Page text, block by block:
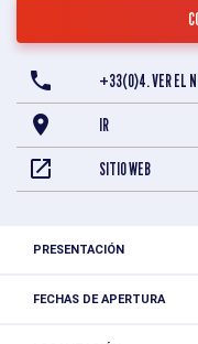
+33(0)4. VER EL
IR
SITIO WEB
PRESENTACIÓN
¿Por qué elegirnos
FECHAS DE APERTURA